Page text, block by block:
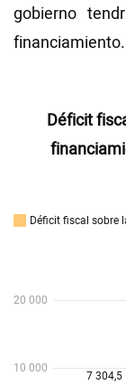
gobierno
financiamiento.
Déficit